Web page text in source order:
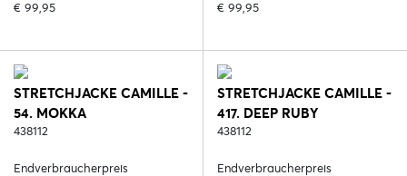
€ 99,95
€ 99,95
STRETCHJACKE CAMILLE -
54. MOKKA
438112
Endverbraucherpreis
STRETCHJACKE CAMILLE -
417. DEEP RUBY
438112
Endverbraucherpreis